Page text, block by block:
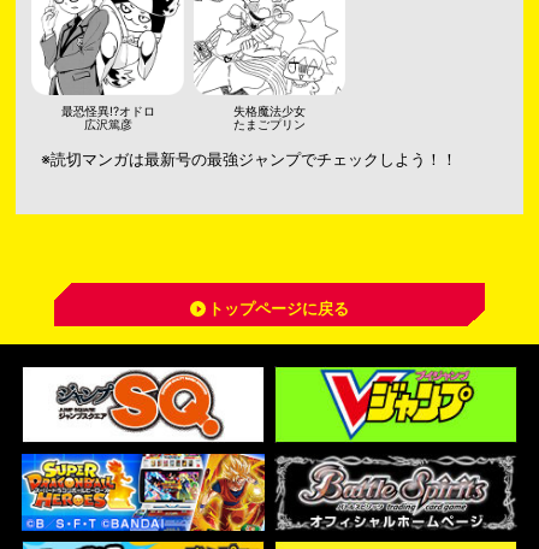
最恐怪異!?オドロ
広沢篤彦
失格魔法少女
たまごプリン
※読切マンガは最新号の最強ジャンプでチェックしよう！！
トップページに戻る